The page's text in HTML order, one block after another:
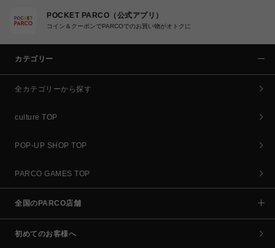
POCKET PARCO（公式アプリ）
コイン＆クーポンでPARCOでのお買い物がオトクに
カテゴリー
全カテゴリーから探す
culture TOP
POP-UP SHOP TOP
PARCO GAMES TOP
全国のPARCO店舗
初めてのお客様へ